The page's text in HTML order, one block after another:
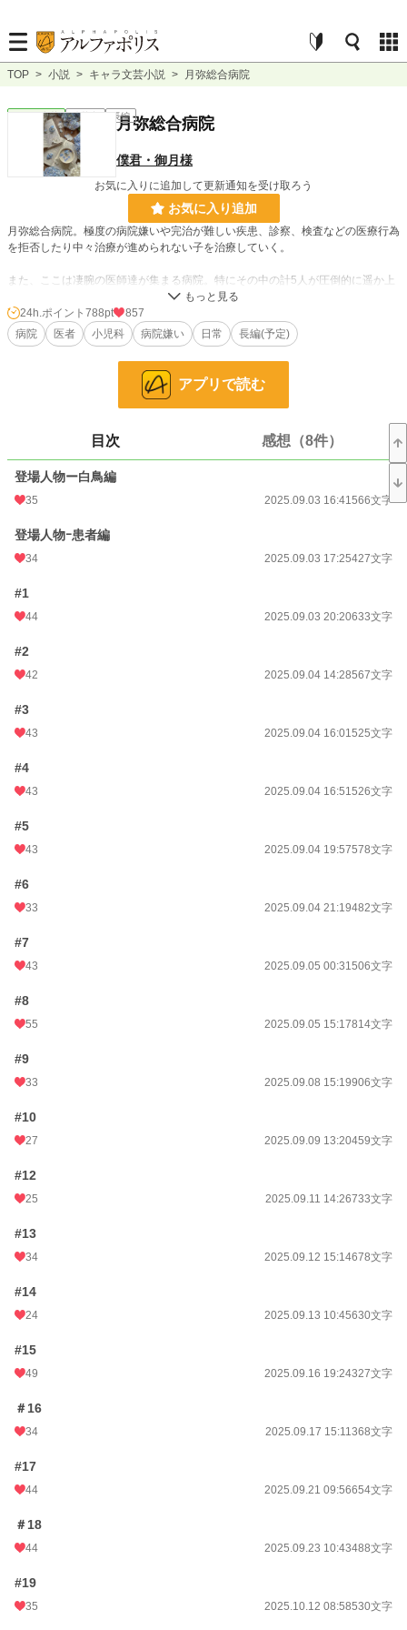
TOP > 小説 > キャラ文芸小説 > 月弥総合病院
キャラ文芸 連載中 長編
月弥総合病院
僕君・御月様
お気に入りに追加して更新通知を受け取ろう
お気に入り追加
月弥総合病院。極度の病院嫌いや完治が難しい疾患、診察、検査などの医療行為
を拒否したり中々治療が進められない子を治療していく。
また、ここは凄腕の医師達が集まる病院。特にその中の計5人が圧倒的に遥か上
回る実力を持ち、「白鳥」と呼ばれている。
（小児科のストーリー）医療に全然詳しく無いのでそれっぽく書いてます...!!
1,897 位 / 228,882 件
16 位 / 5,634 件
126
24h.ポイント 788 pt
文字数
更新日時 2026.01.06 01:32
初回公開日時
週間ポイント
月間ポイント
年間ポイント
24h.ポイント 788pt
857
病院
医者 小児科 病院嫌い 日常 長編(予定)
アプリで読む
目次 感想（8件）
登場人物ー白鳥編
35 2025.09.03 16:41566文字
登場人物ｰ患者編
34 2025.09.03 17:25427文字
#1
44 2025.09.03 20:20633文字
#2
42 2025.09.04 14:28567文字
#3
43 2025.09.04 16:01525文字
#4
43 2025.09.04 16:51526文字
#5
43 2025.09.04 19:57578文字
#6
33 2025.09.04 21:19482文字
#7
43 2025.09.05 00:31506文字
#8
55 2025.09.05 15:17814文字
#9
33 2025.09.08 15:19906文字
#10
27 2025.09.09 13:20459文字
#12
25 2025.09.11 14:26733文字
#13
34 2025.09.12 15:14678文字
#14
24 2025.09.13 10:45630文字
#15
49 2025.09.16 19:24327文字
＃16
34 2025.09.17 15:11368文字
#17
44 2025.09.21 09:56654文字
＃18
44 2025.09.23 10:43488文字
#19
35 2025.10.12 08:58530文字